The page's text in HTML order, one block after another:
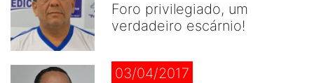
Foro privilegiado, um
verdadeiro escárnio!
03/04/2017